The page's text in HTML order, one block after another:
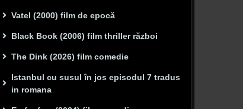
Vatel (2000) film de epocă
Black Book (2006) film thriller război
The Dink (2026) film comedie
Istanbul cu susul în jos episodul 7 tradus
in romana